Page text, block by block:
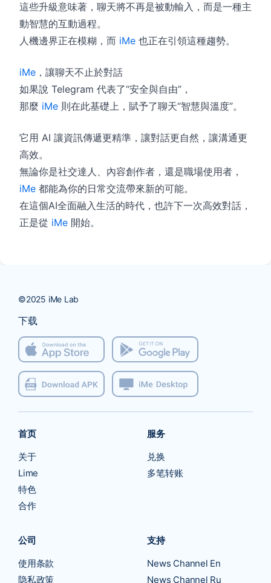
這些升級意味著，聊天將不再是被動輸入，而是一種主
動智慧的互動過程。
人機邊界正在模糊，而 iMe 也正在引領這種趨勢。
iMe ，讓聊天不止於對話
如果說 Telegram 代表了“安全與自由”，
那麼 iMe 則在此基礎上，賦予了聊天“智慧與溫度”。
它用 AI 讓資訊傳遞更精準，讓對話更自然，讓溝通更
高效。
無論你是社交達人、內容創作者，還是職場使用者，
iMe 都能為你的日常交流帶來新的可能。
在這個AI全面融入生活的時代，也許下一次高效對話，
正是從 iMe 開始。
下载
首页
关于
Lime
特色
合作
服务
兑换
多笔转账
公司
使用条款
隐私政策
支持
News Channel En
News Channel Ru